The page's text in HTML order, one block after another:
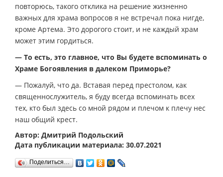
повторюсь, такого отклика на решение жизненно
важных для храма вопросов я не встречал пока нигде,
кроме Артема. Это дорогого стоит, и не каждый храм
может этим гордиться.
— То есть, это главное, что Вы будете вспоминать о
Храме Богоявления в далеком Приморье?
— Пожалуй, что да. Вставая перед престолом, как
священнослужитель, я буду всегда вспоминать всех
тех, кто был здесь со мной рядом и плечом к плечу нес
наш общий крест.
Автор: Дмитрий Подольский
Дата публикации материала: 30.07.2021
Поделиться…